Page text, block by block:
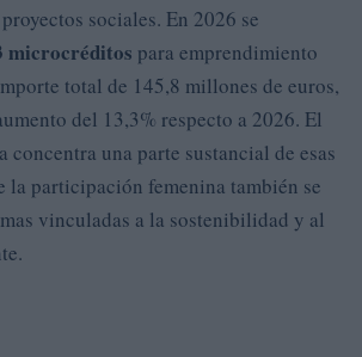
sociales. En 2026 se
microcréditos para emprendimiento
total de 145,8 millones de euros,
del 13,3% respecto a 2026. El
concentra una parte sustancial de esas
la participación femenina también se
vinculadas a la sostenibilidad y al